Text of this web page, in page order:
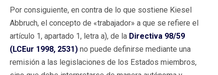
Por consiguiente, en contra de lo que sostiene Kiesel
Abbruch, el concepto de «trabajador» a que se refiere el
artículo 1, apartado 1, letra a), de la Directiva 98/59
(LCEur 1998, 2531) no puede definirse mediante una
remisión a las legislaciones de los Estados miembros,